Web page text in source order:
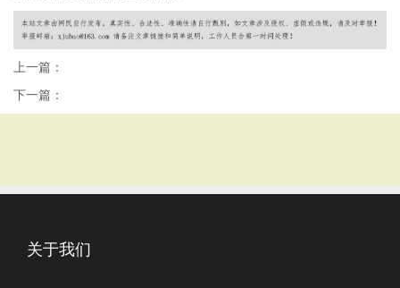
上一篇：
下一篇：
关于我们